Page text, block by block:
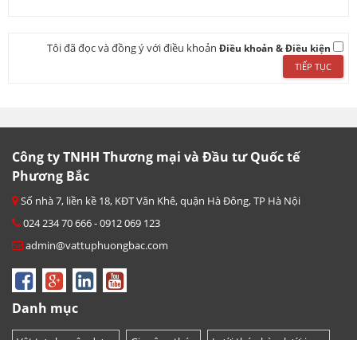
Tôi đã đọc và đồng ý với điều khoản Điều khoản & Điều kiện
Công ty TNHH Thương mại và Đầu tư Quốc tế
Phương Bắc
Số nhà 7, liền kề 18, KĐT Văn Khê, quận Hà Đông, TP Hà Nội
024 234 70 666 - 0912 069 123
admin@vattuphuongbac.com
Danh mục